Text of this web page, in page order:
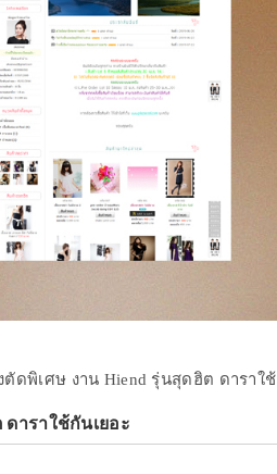
ตัดพิเศษ งาน Hiend รุ่นสุดฮิต ดาราใช้
าราใช้กันเยอะ